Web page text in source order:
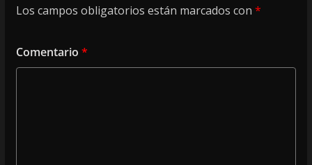
Los campos obligatorios están marcados con *
Comentario *